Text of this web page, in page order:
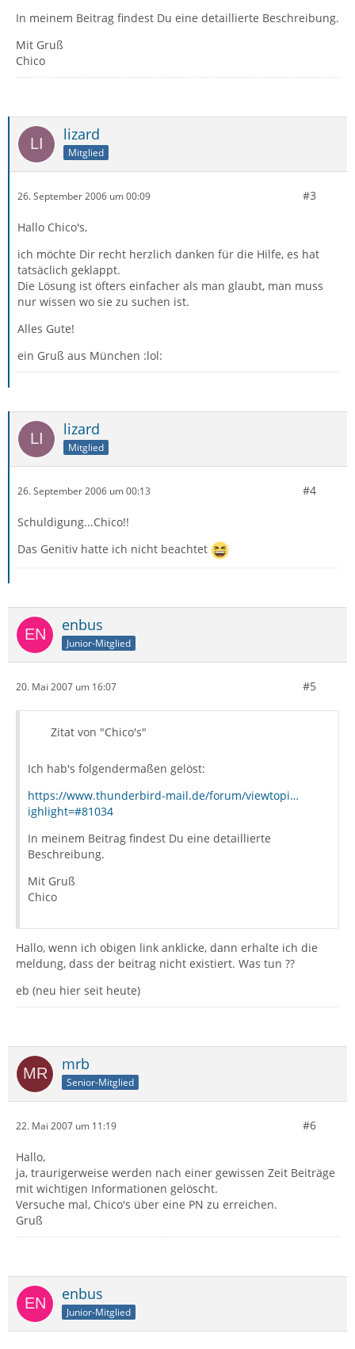
In meinem Beitrag findest Du eine detaillierte Beschreibung.
Mit Gruß
Chico
lizard
Mitglied
26. September 2006 um 00:09 #3
Hallo Chico's,
ich möchte Dir recht herzlich danken für die Hilfe, es hat
tatsäclich geklappt.
Die Lösung ist öfters einfacher als man glaubt, man muss
nur wissen wo sie zu suchen ist.
Alles Gute!
ein Gruß aus München :lol:
lizard
Mitglied
26. September 2006 um 00:13 #4
Schuldigung...Chico!!
Das Genitiv hatte ich nicht beachtet
enbus
Junior-Mitglied
20. Mai 2007 um 16:07 #5
Zitat von "Chico's"
Ich hab's folgendermaßen gelöst:
https://www.thunderbird-mail.de/forum/viewtopi…
ighlight=#81034
In meinem Beitrag findest Du eine detaillierte
Beschreibung.
Mit Gruß
Chico
Hallo, wenn ich obigen link anklicke, dann erhalte ich die
meldung, dass der beitrag nicht existiert. Was tun ??
eb (neu hier seit heute)
mrb
Senior-Mitglied
22. Mai 2007 um 11:19 #6
Hallo,
ja, traurigerweise werden nach einer gewissen Zeit Beiträge
mit wichtigen Informationen gelöscht.
Versuche mal, Chico's über eine PN zu erreichen.
Gruß
enbus
Junior-Mitglied